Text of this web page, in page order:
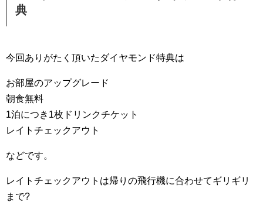
典
今回ありがたく頂いたダイヤモンド特典は
お部屋のアップグレード
朝食無料
1泊につき1枚ドリンクチケット
レイトチェックアウト
などです。
レイトチェックアウトは帰りの飛行機に合わせてギリギリ
まで?